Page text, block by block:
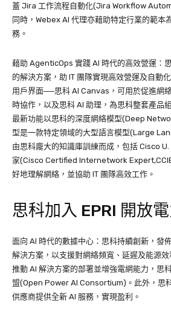
蓋 Jira 工作流程自動化(Jira Workflow
同時，Webex AI 代理亦藉助特定行業的範本
務。
藉助 AgenticOps 實踐 AI 時代的高效營運：
的解決方案，助 IT 團隊實現高效營運及自動
用戶界面──思科 AI Canvas，可用於促進網
時協作，以及思科 AI 助理，為思科整套產品
最新功能以思科的深度網絡模型(Deep
型是一款特定領域的大型語言模型(Large
由思科龐大的知識庫訓練而成，包括 Cisco
家(Cisco Certified Internetwork
好地理解網絡，並協助 IT 團隊高效工作。
思科加入 EPRI 開放
面向 AI 時代的數據中心：思科持續創新，發
解決方案，以支援對網絡頻寬、延遲及能源
推動 AI 解決方案的部署並增強電網能力，思
盟(Open Power AI Consortium)。此外，思
供應商提供全新 AI 服務，實現盈利。